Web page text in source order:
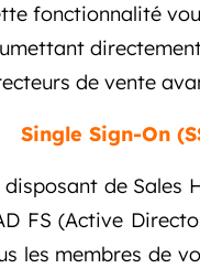
fonctionnalité
de vente
Single Sign-On
disposant de Sales
FS (Active
les membres de